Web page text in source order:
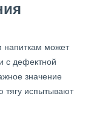
напиткам может
с дефектной
значение
тягу испытывают